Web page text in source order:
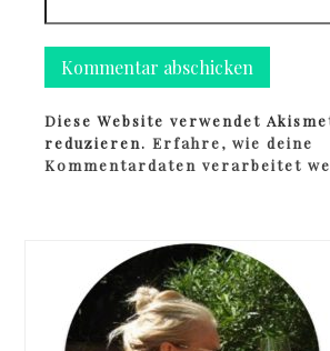
Diese Website verwendet
reduzieren.Erfahre, wie deine
Kommentardaten verarbeitet